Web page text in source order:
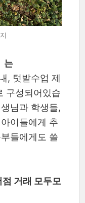
는
, 텃밭수업 제
구성되어있습
님과 학생들,
이들에게 추
들에게도 쓸
거래 모두모